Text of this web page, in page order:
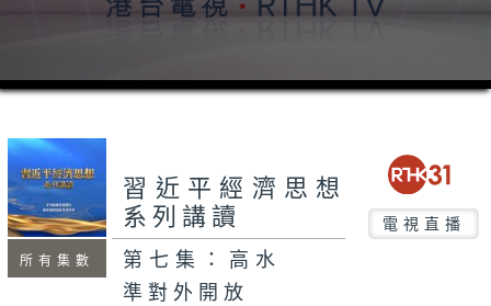
所有集數
習近平經濟思想
系列講讀
電視直播
第七集：高水
準對外開放